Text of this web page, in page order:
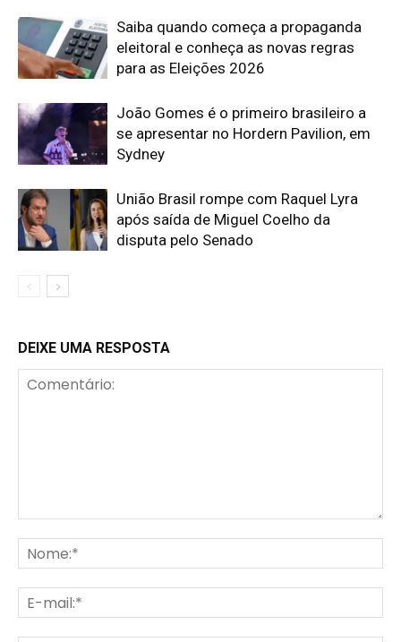
Saiba quando começa a propaganda
eleitoral e conheça as novas regras
para as Eleições 2026
João Gomes é o primeiro brasileiro a
se apresentar no Hordern Pavilion, em
Sydney
União Brasil rompe com Raquel Lyra
após saída de Miguel Coelho da
disputa pelo Senado
DEIXE UMA RESPOSTA